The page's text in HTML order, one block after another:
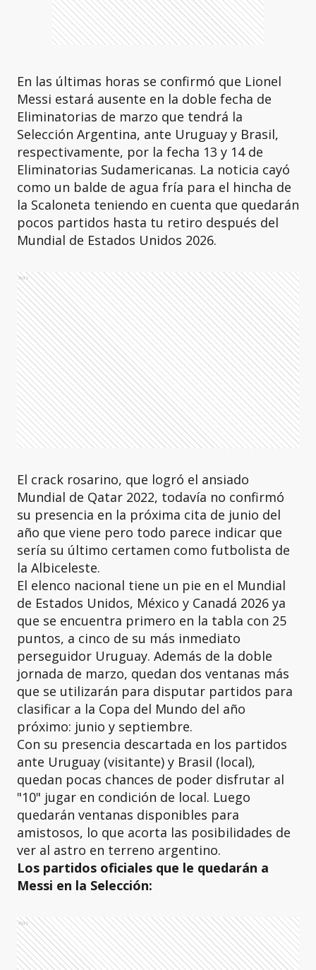
En las últimas horas se confirmó que Lionel
Messi estará ausente en la doble fecha de
Eliminatorias de marzo que tendrá la
Selección Argentina, ante Uruguay y Brasil,
respectivamente, por la fecha 13 y 14 de
Eliminatorias Sudamericanas. La noticia cayó
como un balde de agua fría para el hincha de
la Scaloneta teniendo en cuenta que quedarán
pocos partidos hasta tu retiro después del
Mundial de Estados Unidos 2026.
Ads
El crack rosarino, que logró el ansiado
Mundial de Qatar 2022, todavía no confirmó
su presencia en la próxima cita de junio del
año que viene pero todo parece indicar que
sería su último certamen como futbolista de
la Albiceleste.
El elenco nacional tiene un pie en el Mundial
de Estados Unidos, México y Canadá 2026 ya
que se encuentra primero en la tabla con 25
puntos, a cinco de su más inmediato
perseguidor Uruguay. Además de la doble
jornada de marzo, quedan dos ventanas más
que se utilizarán para disputar partidos para
clasificar a la Copa del Mundo del año
próximo: junio y septiembre.
Con su presencia descartada en los partidos
ante Uruguay (visitante) y Brasil (local),
quedan pocas chances de poder disfrutar al
"10" jugar en condición de local. Luego
quedarán ventanas disponibles para
amistosos, lo que acorta las posibilidades de
ver al astro en terreno argentino.
Los partidos oficiales que le quedarán a
Messi en la Selección:
Ads